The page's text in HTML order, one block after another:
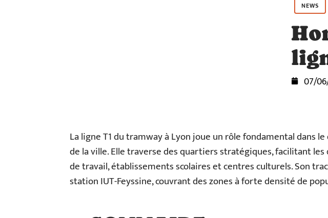
NEWS
07/
La ligne T1 du tramway à Lyon joue un rôle fondamental dans
de la ville. Elle traverse des quartiers stratégiques, facilitant
de travail, établissements scolaires et centres culturels. Son
station IUT-Feyssine, couvrant des zones à forte densité de